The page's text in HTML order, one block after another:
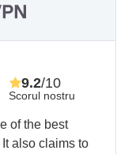
Scorul nostru
9.2/10
of the best
also claims to